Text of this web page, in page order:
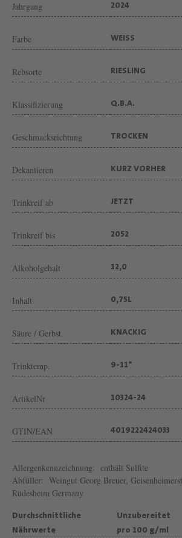
Jahrgang 2024
Farbe WEISS
Rebsorte RIESLING
Klassifizierung Q.B.A.
Geschmacksrichtung TROCKEN
Dekantieren KURZ VORHER
Trinkreif ab JETZT
Trinkreif bis 2052
Alkoholgehalt 12,0
Inhalt 0,75L
Säure / Gerbst. KNACKIG
Trinktemp. 9-11°
ArtikelNr 10324-24
GTIN/EAN 4019222424033
Allergenkennzeichnung: enthält Sulfite
Abfüller: Weingut Georg Breuer,
Rüdesheim Germany
Durchschnittliche
Nährwerte
Unzubereitet
pro 100 g/ml